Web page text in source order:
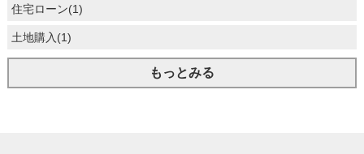
住宅ローン(1)
土地購入(1)
もっとみる